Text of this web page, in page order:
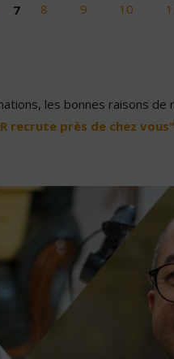
7 8 9 10
les bonnes raisons de
recrute près de chez